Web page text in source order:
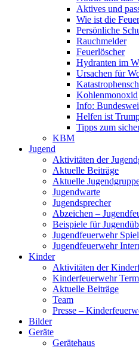
Aktives und
Wie ist die
Persönliche
Rauchmelder
Feuerlöscher
Hydranten im
Ursachen für
Kohlenmonoxid
Info:
Helfen ist
Tipps zum
KBM
Jugend
Aktivitäten der
Aktuelle Beiträge
Aktuelle
Jugendwarte
Jugendsprecher
Abzeichen –
Beispiele für
Jugendfeuerwehr
Jugendfeuerwehr
Kinder
Aktivitäten der
Kinderfeuerwehr
Aktuelle Beiträge
Team
Presse –
Bilder
Geräte
Gerätehaus